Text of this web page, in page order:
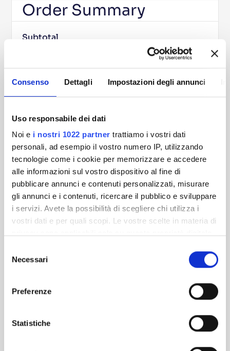
Consenso Dettagli Impostazioni degli annunci
Uso responsabile dei dati
Noi e i nostri 1022 partner trattiamo i vostri dati
personali, ad esempio il vostro numero IP, utilizzando
tecnologie come i cookie per memorizzare e accedere
alle informazioni sul vostro dispositivo al fine di
pubblicare annunci e contenuti personalizzati, misurare
gli annunci e i contenuti, ricercare il pubblico e sviluppare
i servizi. Avete la possibilità di scegliere chi utilizza i
vostri dati e per quali scopi. Le vostre scelte in materia di
modificare o revocare il proprio consenso in qualsiasi
momento dalla Dichiarazione sui cookie o facendo clic
raccogliere informazioni sulla tua posizione
geografica, con un'approssimazione di qualche
delNecessari
Preferenze
Statistiche
Order Summary
Subtotal
Total